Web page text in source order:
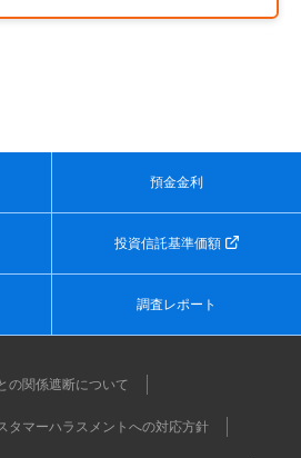
預金金利
投資信託基準価額
調査レポート
の関係遮断について
タマーハラスメントへの対応方針